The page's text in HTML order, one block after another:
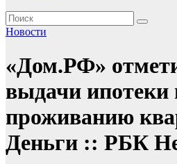
Новости
«Дом.РФ»
выдачи ипотеки
проживанию
Деньги :: РБК